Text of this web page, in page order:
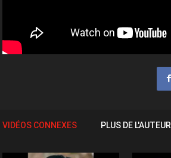
VIDÉOS CONNEXES PLUS DE L'AUTEUR